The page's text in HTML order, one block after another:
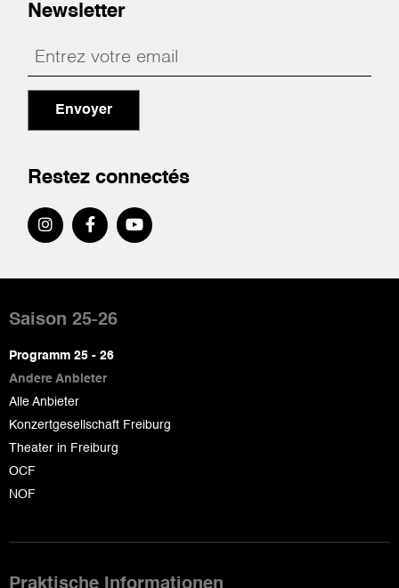
Newsletter
Envoyer
Restez connectés
de
page
Saison 25-26
Programm 25 - 26
Andere Anbieter
Alle Anbieter
Konzertgesellschaft Freiburg
Theater in Freiburg
OCF
NOF
Praktische Informationen